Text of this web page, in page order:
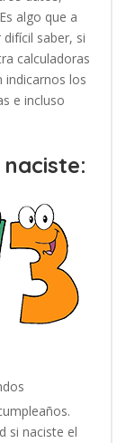
algo que a
saber, si
calculadoras
indicarnos los
e incluso
si naciste el